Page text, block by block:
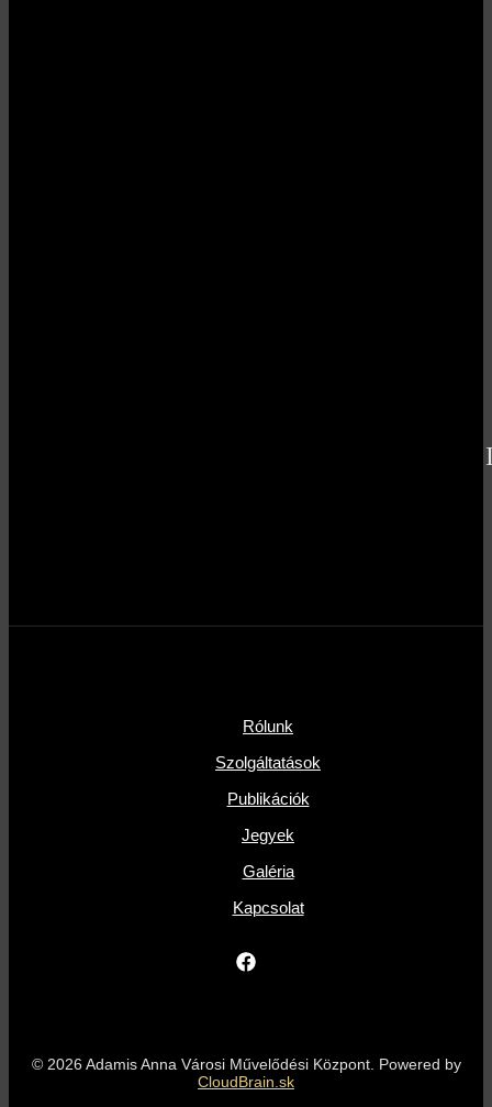
Rólunk
Szolgáltatások
Publikációk
Jegyek
Galéria
Kapcsolat
© 2026 Adamis Anna Városi Művelődési Központ. Powered by
CloudBrain.sk